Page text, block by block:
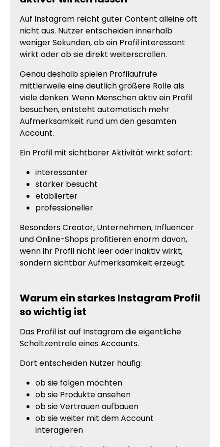
Auf Instagram reicht guter Content alleine oft
nicht aus. Nutzer entscheiden innerhalb
weniger Sekunden, ob ein Profil interessant
wirkt oder ob sie direkt weiterscrollen.
Genau deshalb spielen Profilaufrufe
mittlerweile eine deutlich größere Rolle als
viele denken. Wenn Menschen aktiv ein Profil
besuchen, entsteht automatisch mehr
Aufmerksamkeit rund um den gesamten
Account.
Ein Profil mit sichtbarer Aktivität wirkt sofort:
interessanter
stärker besucht
etablierter
professioneller
Besonders Creator, Unternehmen, Influencer
und Online-Shops profitieren enorm davon,
wenn ihr Profil nicht leer oder inaktiv wirkt,
sondern sichtbar Aufmerksamkeit erzeugt.
Warum ein starkes Instagram Profil
so wichtig ist
Das Profil ist auf Instagram die eigentliche
Schaltzentrale eines Accounts.
Dort entscheiden Nutzer häufig:
ob sie folgen möchten
ob sie Produkte ansehen
ob sie Vertrauen aufbauen
ob sie weiter mit dem Account
interagieren